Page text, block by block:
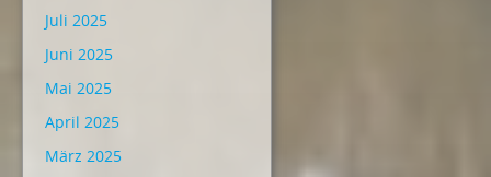
Juli 2025
Juni 2025
Mai 2025
April 2025
März 2025